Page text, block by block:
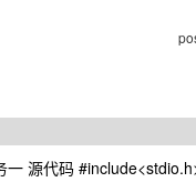
一 源代码